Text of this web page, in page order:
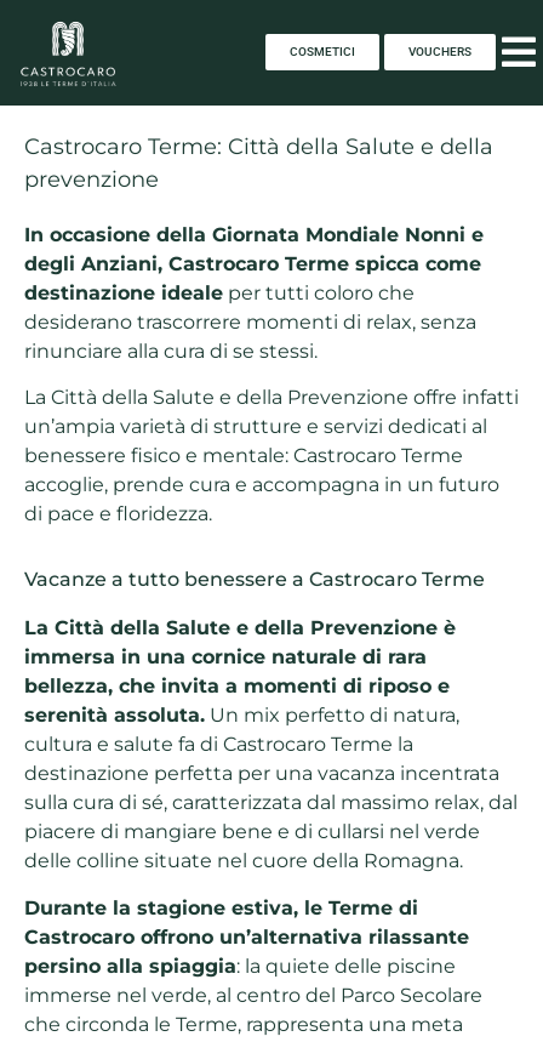
COSMETICI VOUCHERS
Castrocaro Terme: Città della Salute e della
prevenzione
In occasione della Giornata Mondiale Nonni e
degli Anziani, Castrocaro Terme spicca come
destinazione ideale per tutti coloro che
desiderano trascorrere momenti di relax, senza
rinunciare alla cura di se stessi.
La Città della Salute e della Prevenzione offre infatti
un’ampia varietà di strutture e servizi dedicati al
benessere fisico e mentale: Castrocaro Terme
accoglie, prende cura e accompagna in un futuro
di pace e floridezza.
Vacanze a tutto benessere a Castrocaro Terme
La Città della Salute e della Prevenzione è
immersa in una cornice naturale di rara
bellezza, che invita a momenti di riposo e
serenità assoluta. Un mix perfetto di natura,
cultura e salute fa di Castrocaro Terme la
destinazione perfetta per una vacanza incentrata
sulla cura di sé, caratterizzata dal massimo relax, dal
piacere di mangiare bene e di cullarsi nel verde
delle colline situate nel cuore della Romagna.
Durante la stagione estiva, le Terme di
Castrocaro offrono un’alternativa rilassante
persino alla spiaggia: la quiete delle piscine
immerse nel verde, al centro del Parco Secolare
che circonda le Terme, rappresenta una meta